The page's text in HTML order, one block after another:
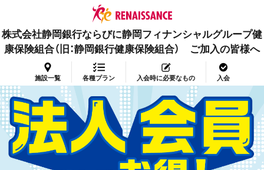
株式会社静岡銀行ならびに静岡フィナンシャルグループ健
康保険組合（旧：静岡銀行健康保険組合） ご加入の皆様へ
施設一覧 各種プラン 入会時に必要なもの 入会